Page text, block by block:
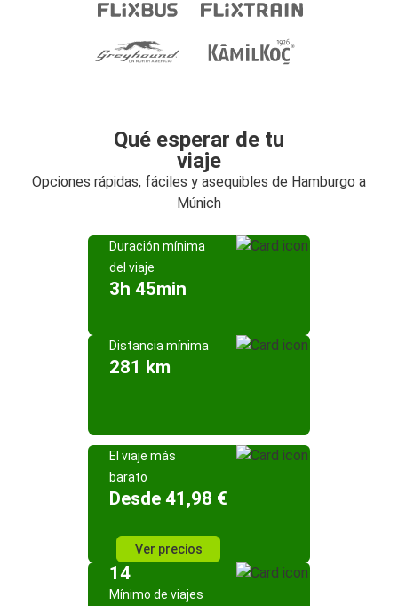
Qué esperar de tu
viaje
Opciones rápidas, fáciles y asequibles de Hamburgo a
Múnich
Duración mínima
del viaje
3h 45min
Distancia mínima
281 km
El viaje más
barato
Desde 41,98 €
Ver precios
14
Mínimo de viajes